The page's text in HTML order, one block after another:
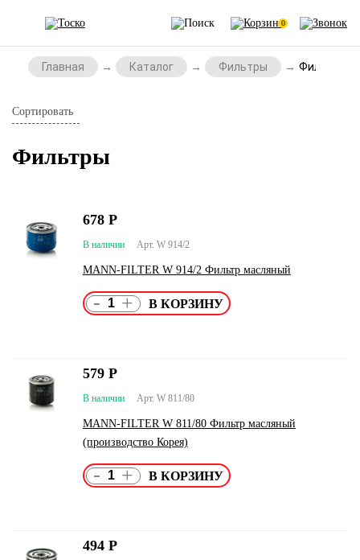
0
Главная Каталог Фильтры Фильтры
Сортировать
Фильтры
Арт. W 914/2
В наличии
MANN-FILTER W 914/2 Фильтр масляный
678 Р
- +
Арт. W 811/80
В наличии
MANN-FILTER W 811/80 Фильтр масляный
(производство Корея)
579 Р
- +
494 Р